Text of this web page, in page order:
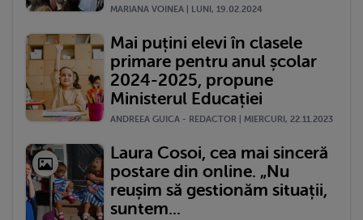
MARIANA VOINEA | LUNI, 19.02.2024
Mai puțini elevi în clasele
primare pentru anul școlar
2024-2025, propune
Ministerul Educației
ANDREEA GUICA - REDACTOR | MIERCURI, 22.11.2023
Laura Cosoi, cea mai sinceră
postare din online. „Nu
reușim să gestionăm situații,
suntem...